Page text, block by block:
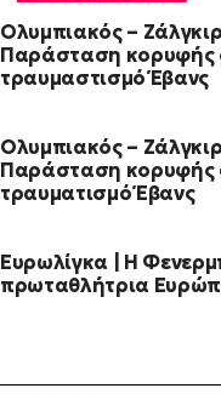
Ολυμπιακός –
Παράσταση κορυφής
τραυμαστισμό Έβανς
Ολυμπιακός –
Παράσταση κορυφής
τραυματισμό Έβανς
Ευρωλίγκα | Η
πρωταθλήτρια